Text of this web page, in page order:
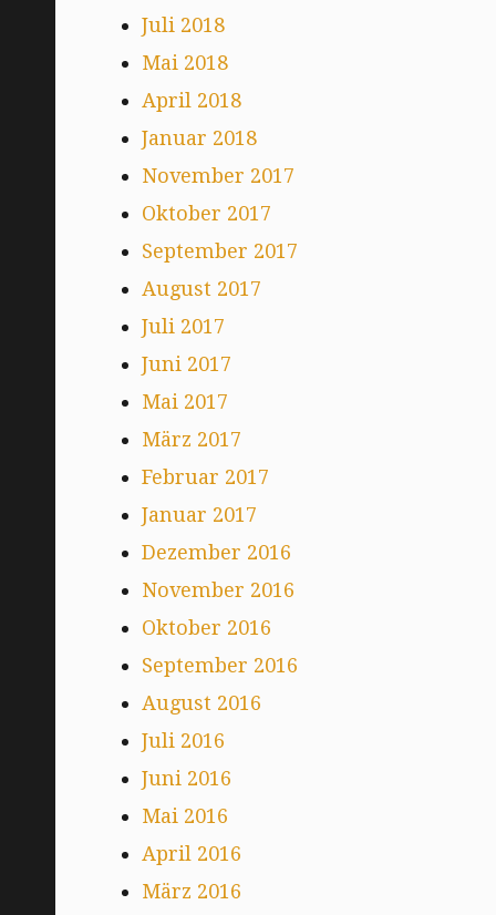
Juli 2018
Mai 2018
April 2018
Januar 2018
November 2017
Oktober 2017
September 2017
August 2017
Juli 2017
Juni 2017
Mai 2017
März 2017
Februar 2017
Januar 2017
Dezember 2016
November 2016
Oktober 2016
September 2016
August 2016
Juli 2016
Juni 2016
Mai 2016
April 2016
März 2016